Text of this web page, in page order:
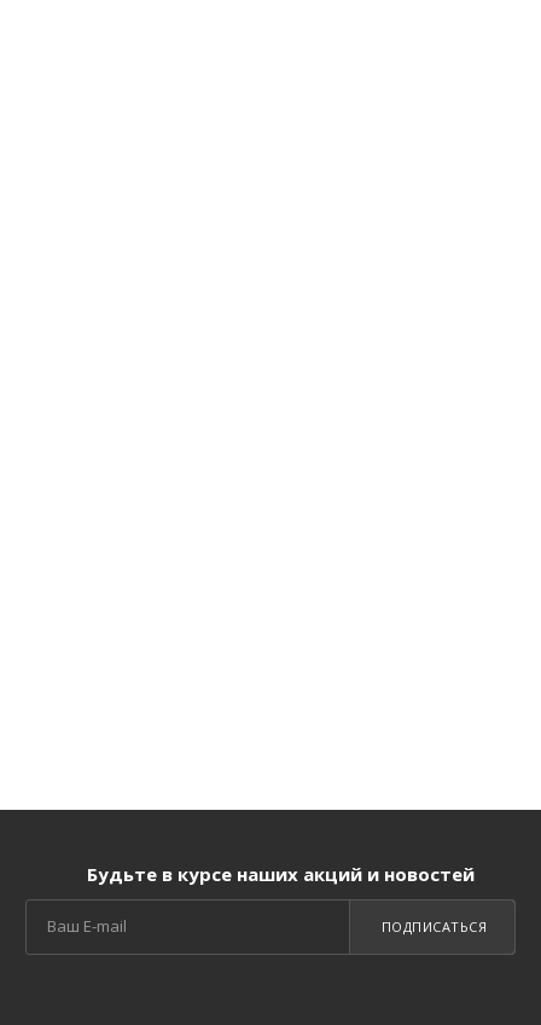
Будьте в курсе наших акций и новостей
ПОДПИСАТЬСЯ